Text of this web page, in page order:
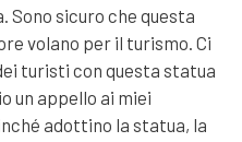
Sono sicuro che questa
volano per il turismo. Ci
turisti con questa statua
un appello ai miei
adottino la statua, la